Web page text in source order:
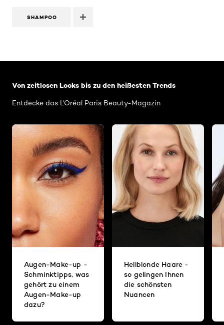
SHAMPOO
Von zeitlosen Looks bis zu den heißesten Trends
Entdecke das L'Oréal Paris Beauty-Magazin
Augen-Make-up -
Schminktipps, was
gehört zu einem
Augen-Make-up
dazu?
Hellblonde Haare -
so gelingen Ihnen
die schönsten
Nuancen